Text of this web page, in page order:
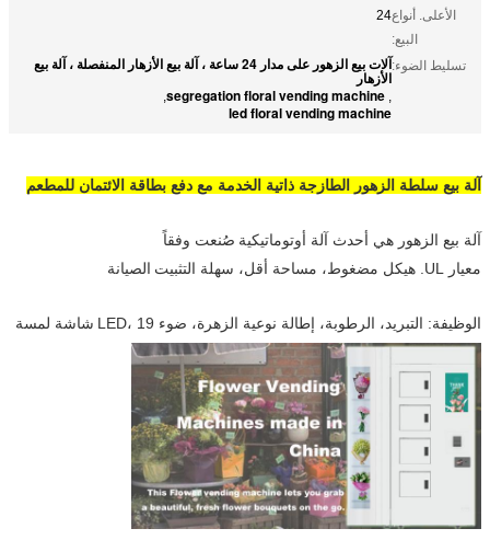
الأعلى. أنواع
البيع:
24
تسليط الضوء: آلات بيع الزهور على مدار 24 ساعة ، آلة بيع الأزهار المنفصلة ، آلة بيع
الأزهار
,
segregation floral vending machine
,
led floral vending machine
آلة بيع سلطة الزهور الطازجة ذاتية الخدمة مع دفع بطاقة الائتمان للمطعم
آلة بيع الزهور هي أحدث آلة أوتوماتيكية صُنعت وفقاً
معيار UL. هيكل مضغوط، مساحة أقل، سهلة التثبيت
الصيانة
الوظيفة: التبريد، الرطوبة، إطالة نوعية الزهرة، ضوء LED، 19 شاشة لمسة